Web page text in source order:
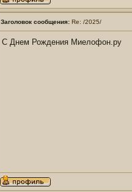
Заголовок сообщения: Re: /2025/
С Днем Рождения Миелофон.ру